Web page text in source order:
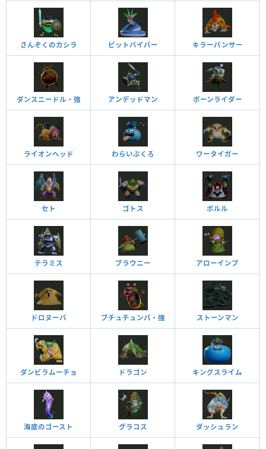
さんぞくのカシラ ピットバイパー キラーパンサー
ダンスニードル・強 アンデッドマン ボーンライダー
ライオンヘッド わらいぶくろ ワータイガー
セト ゴトス ポルル
テラミス ブラウニー アローインプ
ドロヌーバ ブチュチュンパ・強 ストーンマン
ダンビラムーチョ ドラゴン キングスライム
海底のゴースト グラコス ダッシュラン